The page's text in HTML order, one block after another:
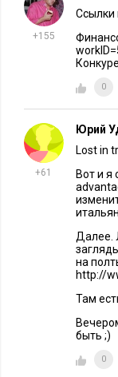
+155
Ссылки
0
+61
Юрий
Lost in
Вот и
Далее.
на
http://
Там
быть ;)
0